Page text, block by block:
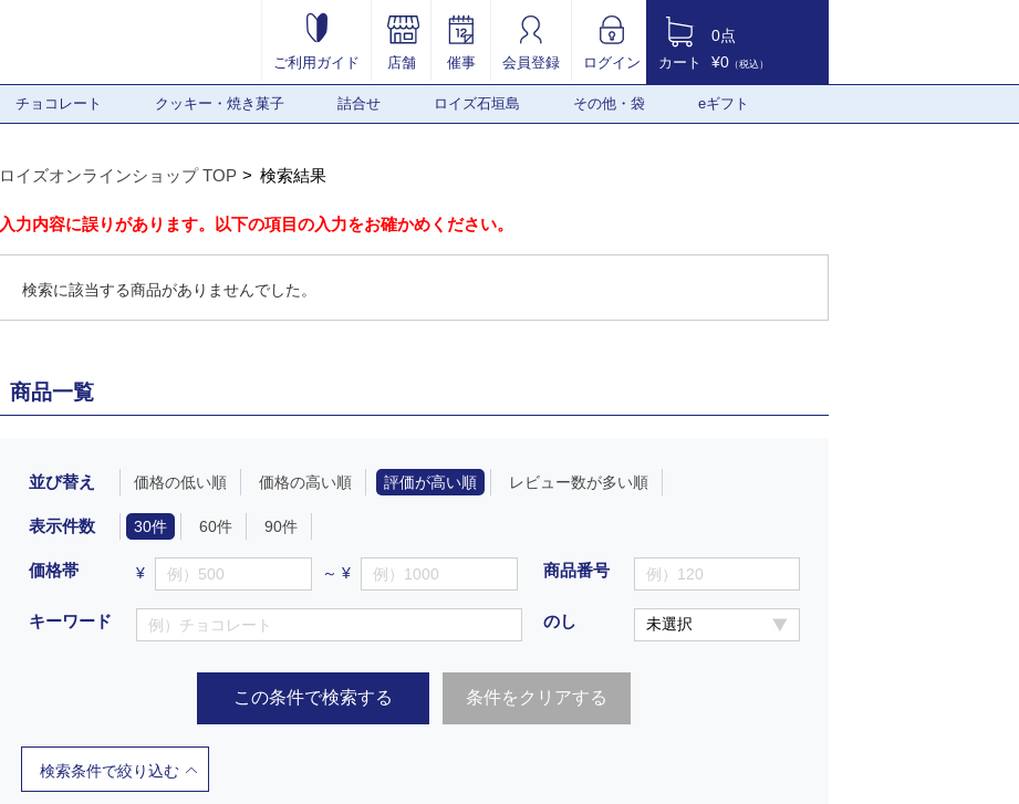
ご利用ガイド 店舗 催事 会員登録 ログイン カート
0点
¥0 （税込）
チョコレート クッキー・焼き菓子 詰合せ ロイズ石垣島 その他・袋 eギフト
ロイズオンラインショップ TOP 検索結果
入力内容に誤りがあります。以下の項目の入力をお確かめください。
検索に該当する商品がありませんでした。
商品一覧
並び替え 価格の低い順 価格の高い順 評価が高い順 レビュー数が多い順
表示件数 30件 60件 90件
価格帯 ¥ ～ ¥
キーワード
商品番号
のし
この条件で検索する 条件をクリアする
検索条件で絞り込む